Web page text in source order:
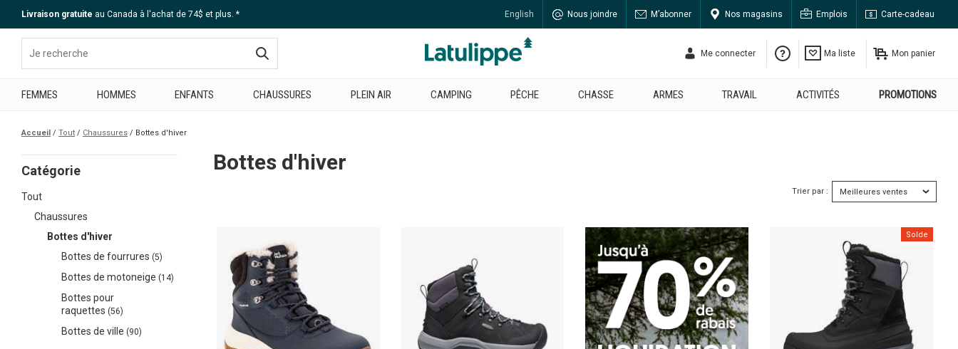
Livraison gratuite au Canada à l'achat de 74$ et plus. * English Nous joindre M’abonner Nos magasins Emplois Carte-cadeau
Me connecter
Aide Ma liste Mon panier
FEMMES HOMMES ENFANTS CHAUSSURES PLEIN AIR CAMPING PÊCHE CHASSE ARMES TRAVAIL ACTIVITÉS PROMOTIONS
Accueil Tout Chaussures Bottes d'hiver
Catégorie
Tout
Chaussures
Bottes d'hiver
Bottes de fourrures (5)
Bottes de motoneige (14)
Bottes pour
raquettes (56)
Bottes de ville (90)
Bottes d'hiver
Trier par :
Solde